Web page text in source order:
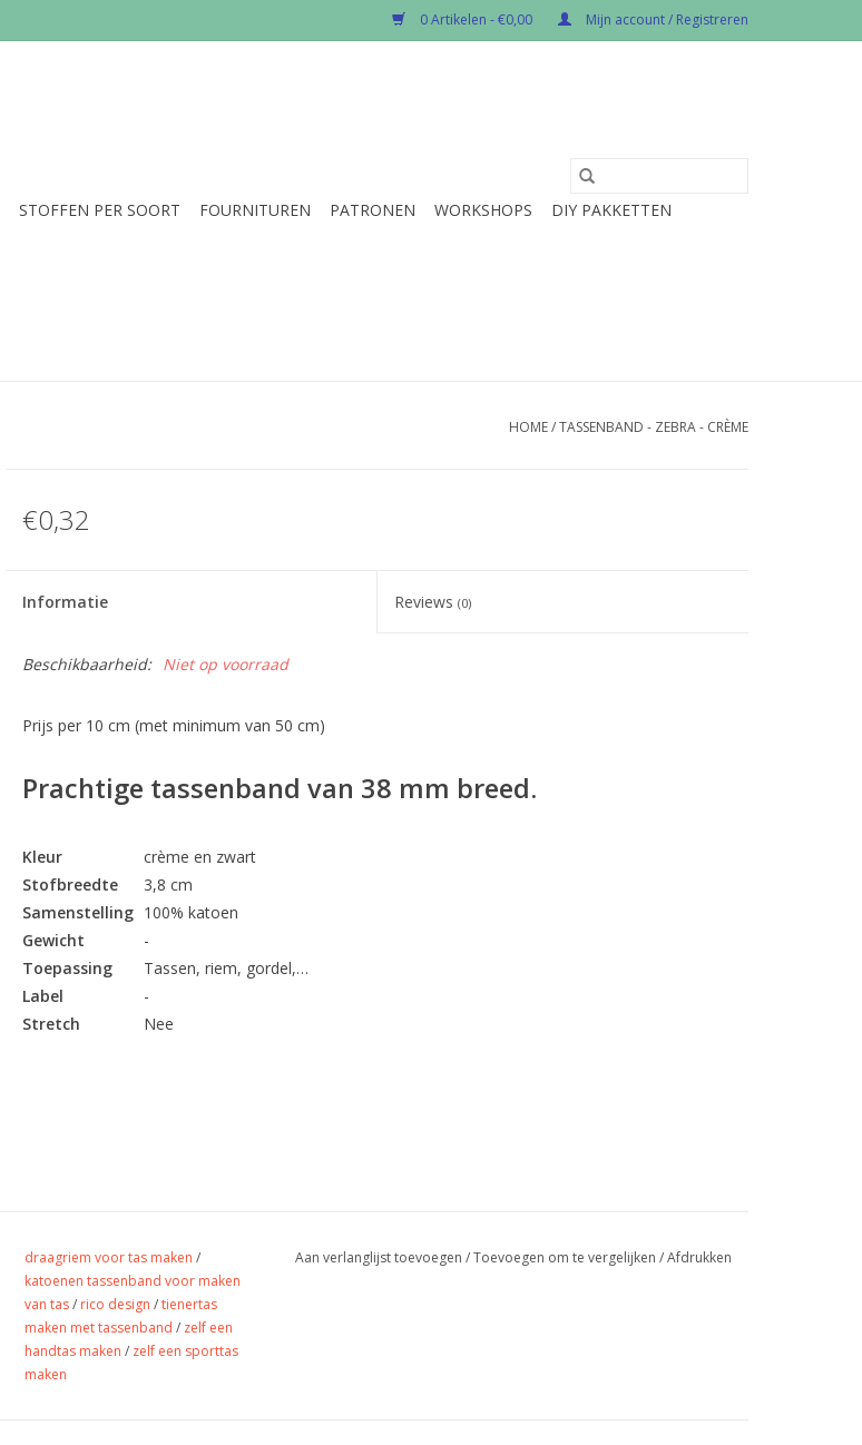
0 Artikelen - €0,00 Mijn account / Registreren
STOFFEN PER SOORT FOURNITUREN PATRONEN WORKSHOPS
DIY PAKKETTEN
HOME/TASSENBAND - ZEBRA - CRÈME
€0,32
Informatie Reviews(0)
Beschikbaarheid: Niet op voorraad
Prijs per 10 cm (met minimum van 50 cm)
Prachtige tassenband van 38 mm breed.
Kleur
crème en zwart
Stofbreedte
3,8 cm
Samenstelling 100% katoen
Gewicht
-
Toepassing
Tassen, riem, gordel,…
Label
-
Stretch
Nee
draagriem voor tas maken /
katoenen tassenband voor maken
van tas/ rico design /tienertas
maken met tassenband / zelf een
handtas maken / zelf een sporttas
maken
Aan verlanglijst toevoegen /Toevoegen om te vergelijken /Afdrukken